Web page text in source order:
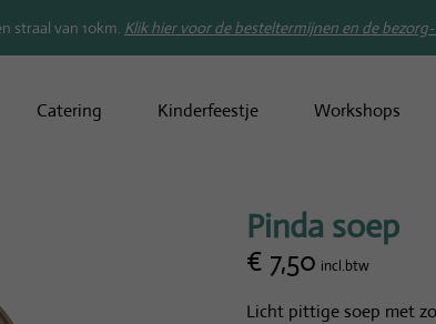
straal van 10km. Klik hier voor de besteltermijnen en de
Catering Kinderfeestje Workshops
Pinda soep
€ 7,50 incl.btw
Licht pittige soep met